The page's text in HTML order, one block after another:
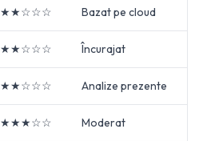
★★☆☆☆ Bazat pe cloud
★★☆☆☆ Încurajat
★★☆☆☆ Analize prezente
★★★☆☆ Moderat